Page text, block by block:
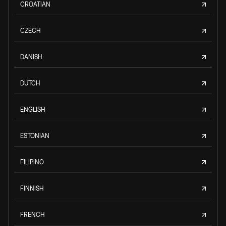
CROATIAN
CZECH
DANISH
DUTCH
ENGLISH
ESTONIAN
FILIPINO
FINNISH
FRENCH